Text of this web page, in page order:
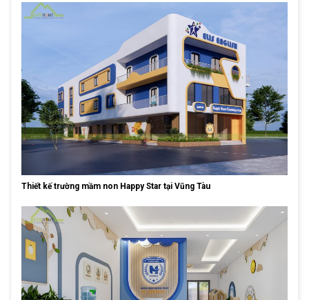
Thiết kế trường mầm non Happy Star tại Vũng Tàu